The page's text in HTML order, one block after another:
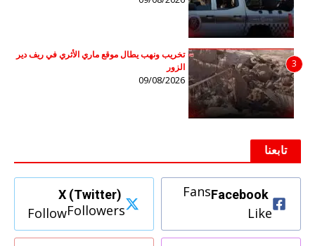
3
تخريب ونهب يطال موقع ماري الأثري في ريف دير
الزور
09/08/2026
تابعنا
Facebook
Fans
Like
X (Twitter)
Followers
Follow